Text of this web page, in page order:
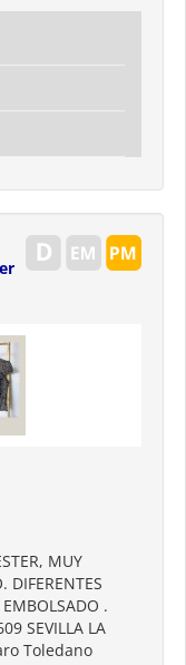
MUY
DIFERENTES
.
SEVILLA LA
Toledano